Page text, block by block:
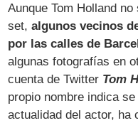
Aunque Tom Holland
set,algunos vecinos
por las calles de
algunas fotografías en
cuenta de Twitter Tom
propio nombre indica
actualidad del actor, ha